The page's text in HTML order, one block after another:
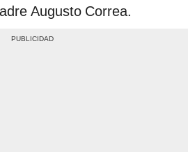
Augusto Correa.